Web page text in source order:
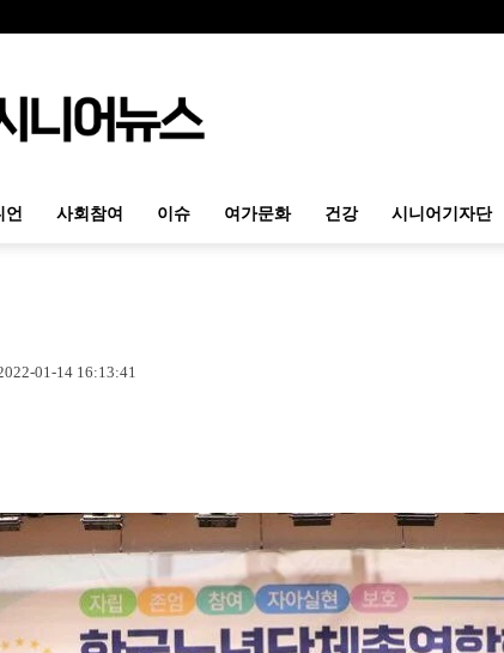
시
언 사회참여 이슈 여가문화 건강 시니어기자단
01-14 16:13:41